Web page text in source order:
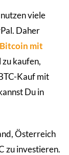
viele
Daher
Bitcoin mit
kaufen,
Kauf mit
Du in
Österreich
zu investieren.